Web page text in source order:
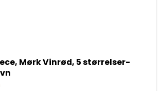
Mørk Vinrød, 5 størrelser-